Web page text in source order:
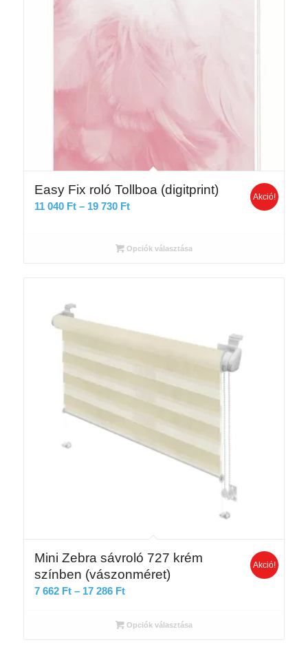
Easy Fix roló Tollboa (digitprint)
11 040 Ft – 19 730 FtÁrtartomány:
-
Akció!
Opciók választása
Mini Zebra sávroló 727 krém
színben (vászonméret)
7 662 Ft – 17 286 FtÁrtartomány:
662 Ft
Akció!
Opciók választása